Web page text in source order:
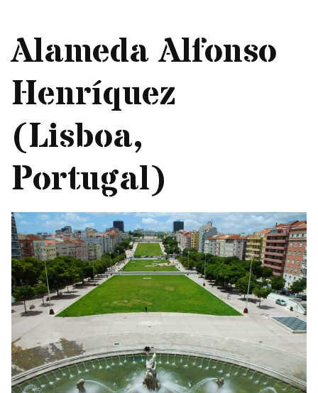
Alameda Alfonso
Henríquez
(Lisboa,
Portugal)